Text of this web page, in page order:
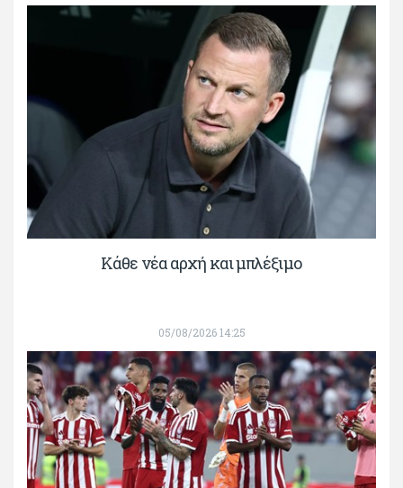
Κάθε νέα αρχή και μπλέξιμο
05/08/2026 14:25